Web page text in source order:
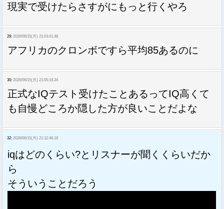
現実で受けたらさすがにもっと行くやろ
29: 2026/06/15(月) 21:03:41.98
アフリカのクロンボですら平均85あるのに
30: 2026/06/15(月) 21:05:19.34
正式なIQテスト受けたことあるってIQ高くて
も自慢どころか隠した方が良いことだよな
32: 2026/06/15(月) 21:12:48.18
iqはどのくらい?とリスナーが聞くくらいだか
ら
そういうことだろう